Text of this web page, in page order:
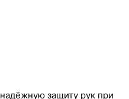
защиту рук при